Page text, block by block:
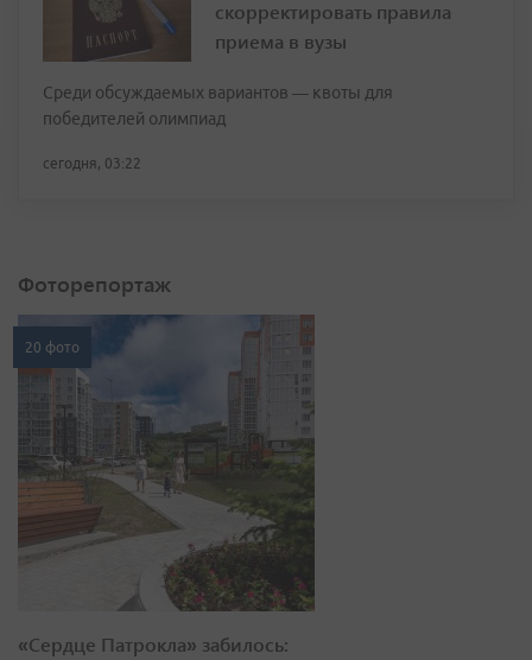
скорректировать правила
приема в вузы
Среди обсуждаемых вариантов — квоты для
победителей олимпиад
сегодня, 03:22
Фоторепортаж
20 фото
«Сердце Патрокла» забилось: